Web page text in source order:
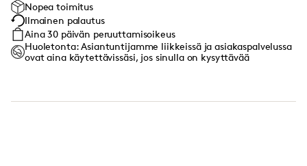
Nopea toimitus
Ilmainen palautus
Aina 30 päivän peruuttamisoikeus
Huoletonta: Asiantuntijamme liikkeissä ja asiakaspalvelussa
ovat aina käytettävissäsi, jos sinulla on kysyttävää